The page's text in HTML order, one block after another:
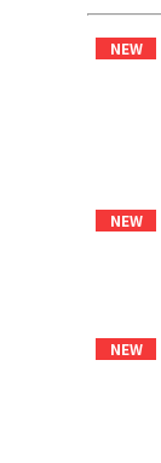
NEW
NEW
NEW